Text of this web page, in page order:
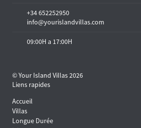
+34 652252950
info@yourislandvillas.com
09:00H a 17:00H
© Your Island Villas 2026
Liens rapides
Accueil
Villas
Longue Durée